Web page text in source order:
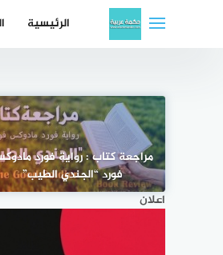
الرئيسية
مراجعة كتاب : رواية فورد
فورد “الجندي الطيب”
اعلان